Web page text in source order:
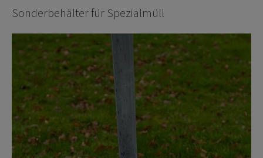
Sonderbehälter für Spezialmüll